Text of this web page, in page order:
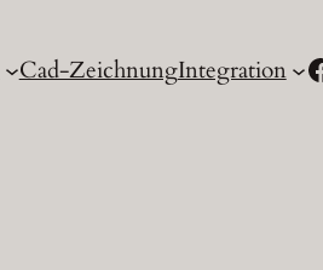
Cad-ZeichnungIntegration